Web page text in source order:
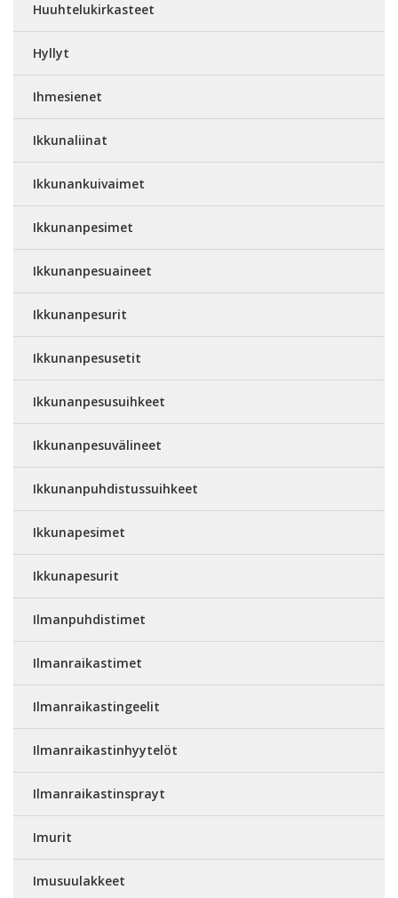
Huuhtelukirkasteet
Hyllyt
Ihmesienet
Ikkunaliinat
Ikkunankuivaimet
Ikkunanpesimet
Ikkunanpesuaineet
Ikkunanpesurit
Ikkunanpesusetit
Ikkunanpesusuihkeet
Ikkunanpesuvälineet
Ikkunanpuhdistussuihkeet
Ikkunapesimet
Ikkunapesurit
Ilmanpuhdistimet
Ilmanraikastimet
Ilmanraikastingeelit
Ilmanraikastinhyytelöt
Ilmanraikastinsprayt
Imurit
Imusuulakkeet